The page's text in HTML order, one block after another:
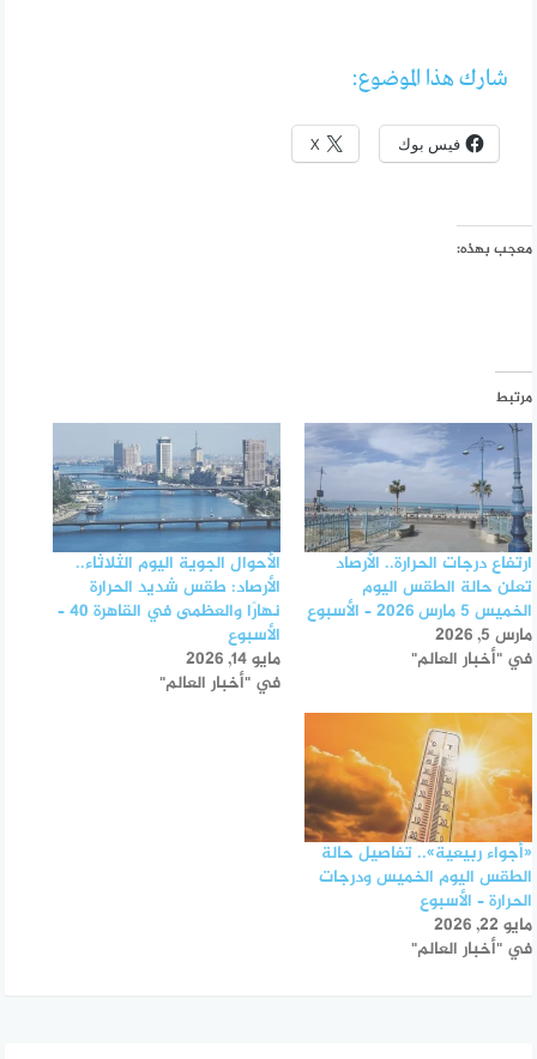
شارك هذا الموضوع:
فيس بوك X
معجب بهذه:
مرتبط
ارتفاع درجات الحرارة.. الأرصاد
تعلن حالة الطقس اليوم
الخميس 5 مارس 2026 – الأسبوع
مارس 5, 2026
في "أخبار العالم"
الأحوال الجوية اليوم الثلاثاء..
الأرصاد: طقس شديد الحرارة
نهارًا والعظمى في القاهرة 40 –
الأسبوع
مايو 14, 2026
في "أخبار العالم"
«أجواء ربيعية».. تفاصيل حالة
الطقس اليوم الخميس ودرجات
الحرارة – الأسبوع
مايو 22, 2026
في "أخبار العالم"